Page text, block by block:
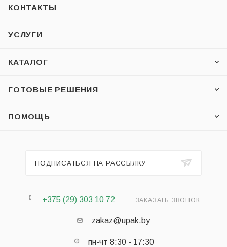
КОНТАКТЫ
УСЛУГИ
КАТАЛОГ
ГОТОВЫЕ РЕШЕНИЯ
ПОМОЩЬ
ПОДПИСАТЬСЯ НА РАССЫЛКУ
+375 (29) 303 10 72 ЗАКАЗАТЬ ЗВОНОК
zakaz@upak.by
пн-чт 8:30 - 17:30